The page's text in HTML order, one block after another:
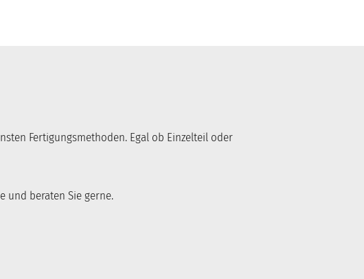
Fertigungsmethoden. Egal ob Einzelteil oder
und beraten Sie gerne.